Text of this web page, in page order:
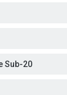
Sub-20